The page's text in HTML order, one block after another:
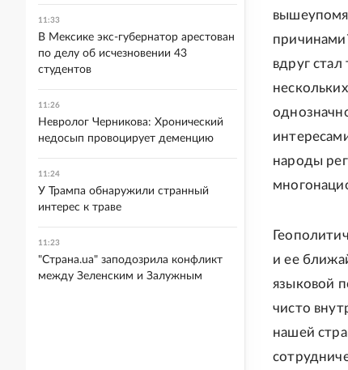
вдруг
народы
и ее
языковой
чисто
нашей
11:33
В Мексике экс-губернатор арестован
по делу об исчезновении 43
студентов
11:26
Невролог Черникова: Хронический
недосып провоцирует деменцию
11:24
У Трампа обнаружили странный
интерес к траве
11:23
"Страна.ua" заподозрила конфликт
между Зеленским и Залужным